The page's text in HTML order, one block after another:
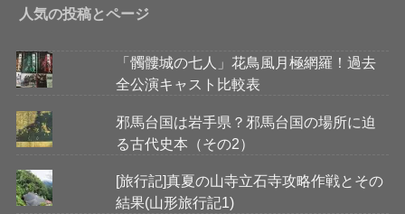
人気の投稿とページ
「髑髏城の七人」花鳥風月極網羅！過去
全公演キャスト比較表
邪馬台国は岩手県？邪馬台国の場所に迫
る古代史本（その2）
[旅行記]真夏の山寺立石寺攻略作戦とその
結果(山形旅行記1)